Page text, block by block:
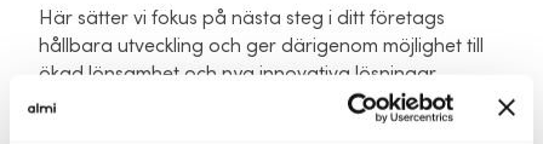
Här sätter vi fokus på nästa steg i ditt företags
hållbara utveckling och ger därigenom möjlighet till
ökad lönsamhet och nya innovativa lösningar.
Workshopen är praktiskt orienterad och ni kommer